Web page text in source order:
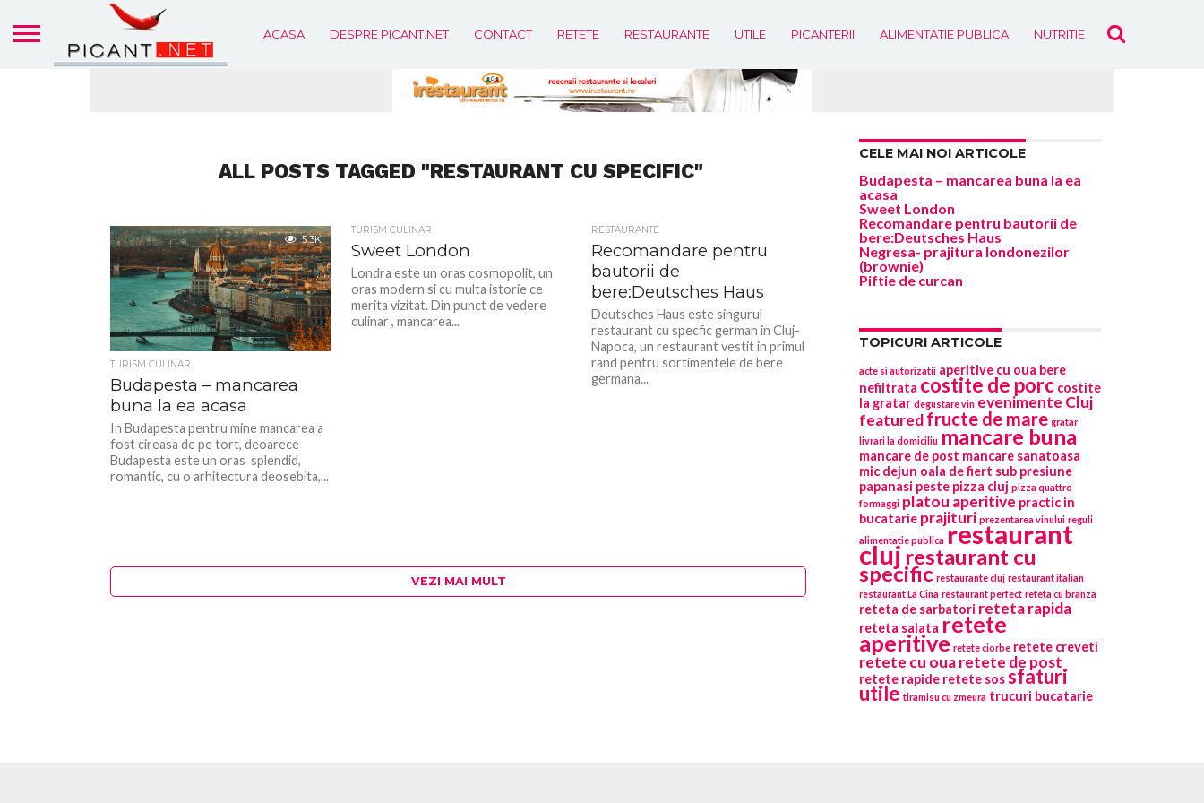
ACASA DESPRE PICANT.NET CONTACT RETETE RESTAURANTE UTILE PICANTERII ALIMENTATIE PUBLICA NUTRITIE EVENIMENTE
ALL POSTS TAGGED "RESTAURANT CU SPECIFIC"
5.3K
TURISM CULINAR
Budapesta – mancarea
buna la ea acasa
In Budapesta pentru mine mancarea a
fost cireasa de pe tort, deoarece
Budapesta este un oras splendid,
romantic, cu o arhitectura deosebita,...
TURISM CULINAR
Sweet London
Londra este un oras cosmopolit, un
oras modern si cu multa istorie ce
merita vizitat. Din punct de vedere
culinar , mancarea...
RESTAURANTE
Recomandare pentru
bautorii de
bere:Deutsches Haus
Deutsches Haus este singurul
restaurant cu specfic german in Cluj-
Napoca, un restaurant vestit in primul
rand pentru sortimentele de bere
germana...
VEZI MAI MULT
CELE MAI NOI ARTICOLE
Budapesta – mancarea buna la ea
acasa
Sweet London
Recomandare pentru bautorii de
bere:Deutsches Haus
Negresa- prajitura londonezilor
(brownie)
Piftie de curcan
TOPICURI ARTICOLE
acte si autorizatii aperitive cu oua bere
nefiltrata costite de porc costite
la gratar degustare vin evenimente Cluj
featuredfructe de mare gratar
livrari la domiciliu mancare buna
mancare de post mancare sanatoasa
mic dejun oala de fiert sub presiune
papanasi peste pizza cluj pizza quattro
formaggi platou aperitive practic in
bucatarie prajituri prezentarea vinului reguli
alimentatie publica restaurant
clujrestaurant cu
specific restaurante cluj restaurant italian
restaurant La Cina restaurant perfect reteta cu branza
reteta de sarbatori reteta rapida
reteta salata retete
aperitive retete ciorbe retete creveti
retete cu ouaretete de post
retete rapide retete sossfaturi
utile tiramisu cu zmeura trucuri bucatarie